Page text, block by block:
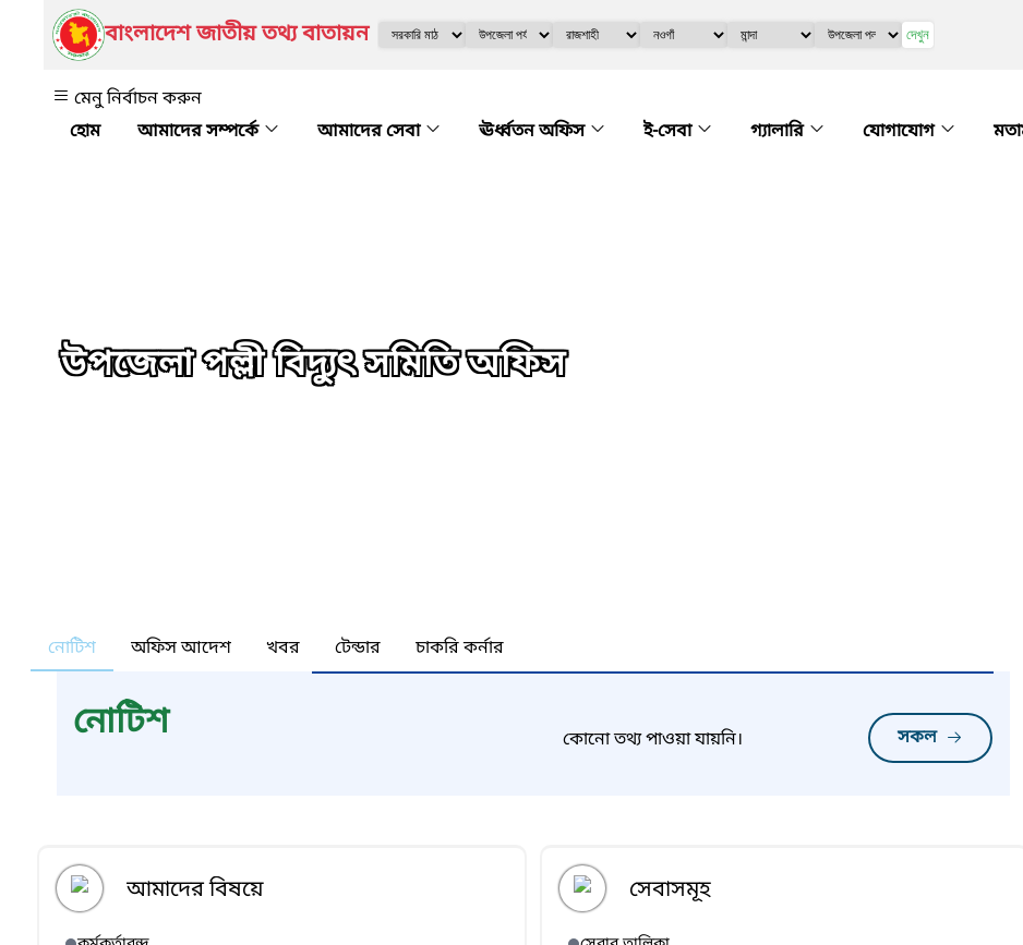
বাংলাদেশ জাতীয় তথ্য বাতায়ন দেখুন
মেনু নির্বাচন করুন
আমাদের সম্পর্কে
আমাদের সেবা ঊর্ধ্বতন অফিস ই-সেবা গ্যালারি যোগাযোগ
উপজেলা পল্লী বিদ্যুৎ সমিতি অফিস
নোটিশ অফিস আদেশ খবর টেন্ডার চাকরি কর্নার
নোটিশ সকল
কোনো তথ্য পাওয়া যায়নি।
আমাদের বিষয়ে সেবাসমূহ